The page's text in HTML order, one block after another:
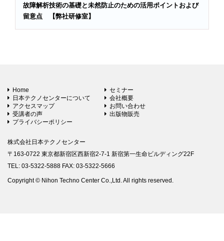
故障解析技術の基礎と未然防止のための活用ポイントおよび
留意点 【弊社研修室】
Home
セミナー
日本テクノセンターについて
会社概要
アクセスマップ
お問い合わせ
受講者の声
出版物販売
プライバシーポリシー
株式会社日本テクノセンター
〒163-0722 東京都新宿区西新宿2-7-1 新宿第一生命ビルディング22F
TEL: 03-5322-5888 FAX: 03-5322-5666
Copyright © Nihon Techno Center Co.,Ltd. All rights reserved.